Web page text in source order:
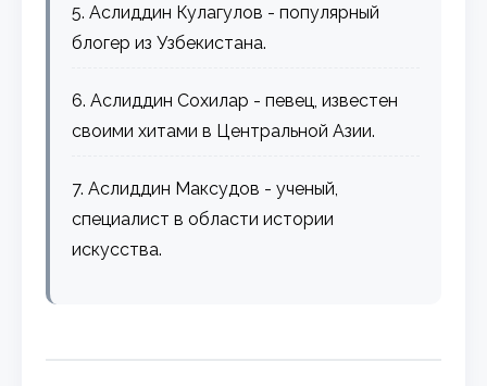
5. Аслиддин Кулагулов - популярный
блогер из Узбекистана.
6. Аслиддин Сохилар - певец, известен
своими хитами в Центральной Азии.
7. Аслиддин Максудов - ученый,
специалист в области истории
искусства.